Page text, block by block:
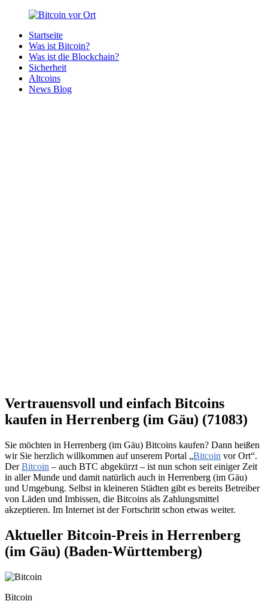
Zurück
Inhalt
Bitcoin
Bitcoins
deiner
Region
Startseite
Was ist Bitcoin?
Was ist die Blockchain?
Sicherheit
Altcoins
News Blog
Vertrauensvoll und einfach Bitcoins
kaufen in Herrenberg (im Gäu) (71083)
Sie möchten in Herrenberg (im Gäu) Bitcoins kaufen? Dann heißen
wir Sie herzlich willkommen auf unserem Portal „Bitcoin vor Ort“.
DerBitcoin – auch BTC abgekürzt – ist nun schon seit einiger Zeit
in aller Munde und damit natürlich auch in Herrenberg (im Gäu)
und Umgebung. Selbst in kleineren Städten gibt es bereits Betreiber
von Läden und Imbissen, die Bitcoins als Zahlungsmittel
akzeptieren. Im Internet ist der Fortschritt schon etwas weiter.
Aktueller Bitcoin-Preis in Herrenberg
(im Gäu) (Baden-Württemberg)
Bitcoin